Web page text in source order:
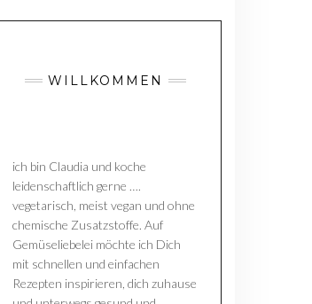
WILLKOMMEN
ich bin Claudia und koche
leidenschaftlich gerne ….
vegetarisch, meist vegan und ohne
chemische Zusatzstoffe. Auf
Gemüseliebelei möchte ich Dich
mit schnellen und einfachen
Rezepten inspirieren, dich zuhause